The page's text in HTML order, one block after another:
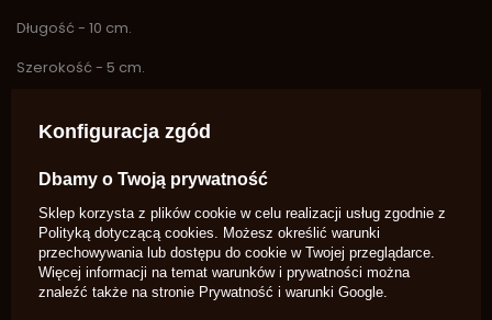
Długość - 10 cm.
Szerokość - 5 cm.
Marka
TDC
Potrzebujesz pomocy? Masz pytania?
Zadaj pytanie a my odpowiemy
niezwłocznie, najciekawsze pytania i
odpowiedzi publikując dla innych.
Zadaj pytanie
Konfiguracja zgód
Dbamy o Twoją prywatność
Sklep korzysta z plików cookie w celu realizacji usług zgodnie z
Polityką dotyczącą cookies. Możesz określić warunki
przechowywania lub dostępu do cookie w Twojej przeglądarce.
Więcej informacji na temat warunków i prywatności można
znaleźć także na stronie Prywatność i warunki Google.